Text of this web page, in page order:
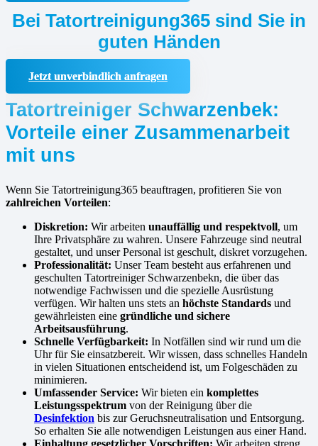
Bei Tatortreinigung365 sind Sie in
guten Händen
Jetzt unverbindlich anfragen
Tatortreiniger Schwarzenbek:
Vorteile einer Zusammenarbeit
mit uns
Wenn Sie Tatortreinigung365 beauftragen, profitieren Sie von
zahlreichen Vorteilen:
Diskretion: Wir arbeiten unauffällig und respektvoll, um
Ihre Privatsphäre zu wahren. Unsere Fahrzeuge sind neutral
gestaltet, und unser Personal ist geschult, diskret vorzugehen.
Professionalität: Unser Team besteht aus erfahrenen und
geschulten Tatortreiniger Schwarzenbekn, die über das
notwendige Fachwissen und die spezielle Ausrüstung
verfügen. Wir halten uns stets an höchste Standards und
gewährleisten eine gründliche und sichere
Arbeitsausführung.
Schnelle Verfügbarkeit: In Notfällen sind wir rund um die
Uhr für Sie einsatzbereit. Wir wissen, dass schnelles Handeln
in vielen Situationen entscheidend ist, um Folgeschäden zu
minimieren.
Umfassender Service: Wir bieten ein komplettes
Leistungsspektrum von der Reinigung über die
Desinfektion bis zur Geruchsneutralisation und Entsorgung.
So erhalten Sie alle notwendigen Leistungen aus einer Hand.